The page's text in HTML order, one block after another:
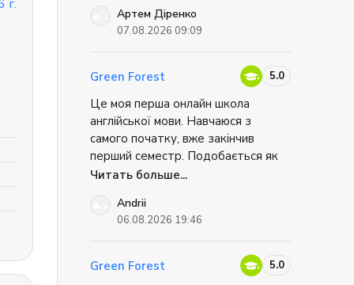
г.
навчатися легко та мотивуюче.
Особливо подобається сучасний
кількість практики розмовної
англійської та зручні додаткові
матеріали для самостійного
опрацювання. Рекомендую Green
Forest усім, хто хоче впевнено
покращити свою англійську.
Артем Діренко
07.08.2026 09:09
Green Forest 5.0
Це моя перша онлайн школа
англійської мови. Навчаюся з
самого початку, вже закінчив
перший семестр. Подобається як
викладається матеріал та дуже
подобається як ведуться
зайнняття, є можливість самостіно
працювати у групах на занняттях.
Читать больше...
Andrii
06.08.2026 19:46
Green Forest 5.0